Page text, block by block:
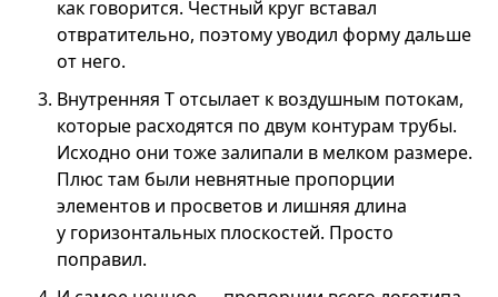
как говорится. Честный круг вставал
отвратительно, поэтому уводил форму дальше
от него.
Внутренняя Т отсылает к воздушным потокам,
которые расходятся по двум контурам трубы.
Исходно они тоже залипали в мелком размере.
Плюс там были невнятные пропорции
элементов и просветов и лишняя длина
у горизонтальных плоскостей. Просто
поправил.